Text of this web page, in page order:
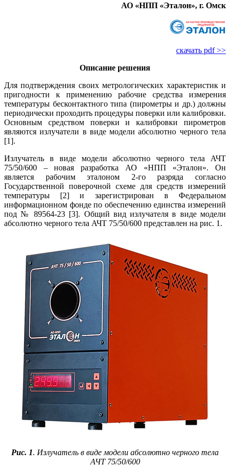
АО «НПП «Эталон», г. Омск
скачать pdf >>
Описание решения
Для подтверждения своих метрологических характеристик и
пригодности к применению рабочие средства измерения
температуры бесконтактного ти­па (пирометры и др.) должны
периодически проходить процедуры поверки или калибровки.
Основным средством поверки и калибровки пирометров
являются излучатели в ви­де модели абсолютно черного те­ла
[1].
Излучатель в ви­де модели абсолютно черного те­ла АЧТ
75/50/600 – новая разработка АО «НПП «Эталон». Он
является рабочим эталоном 2‑го разряда согласно
Государственной поверочной схеме для средств измерений
температуры [2] и зарегистрирован в Федеральном
информационном фонде по обеспечению единства измерений
под № 89564‑23 [3]. Общий вид излучателя в ви­де модели
абсолютно черного те­ла АЧТ 75/50/600 представлен на рис. 1.
Рис. 1. Излучатель в виде модели абсолютно черного тела
АЧТ 75/50/600